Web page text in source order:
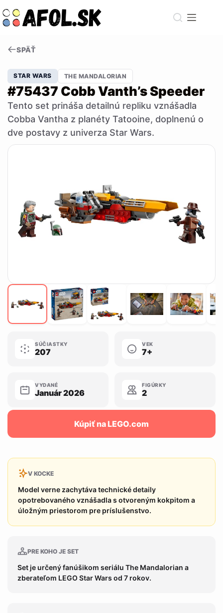
to
content
SPÄŤ
STAR WARS THE MANDALORIAN
#75437 Cobb Vanth’s Speeder
Tento set prináša detailnú repliku vznášadla
Cobba Vantha z planéty Tatooine, doplnenú o
dve postavy z univerza Star Wars.
SÚČIASTKY
207
VEK
7+
VYDANÉ
Január 2026
FIGÚRKY
2
Kúpiť na LEGO.com
V KOCKE
Model verne zachytáva technické detaily
opotrebovaného vznášadla s otvoreným kokpitom a
úložným priestorom pre príslušenstvo.
PRE KOHO JE SET
Set je určený fanúšikom seriálu The Mandalorian a
zberateľom LEGO Star Wars od 7 rokov.